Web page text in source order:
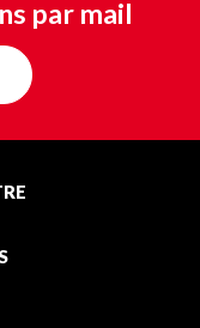
par mail